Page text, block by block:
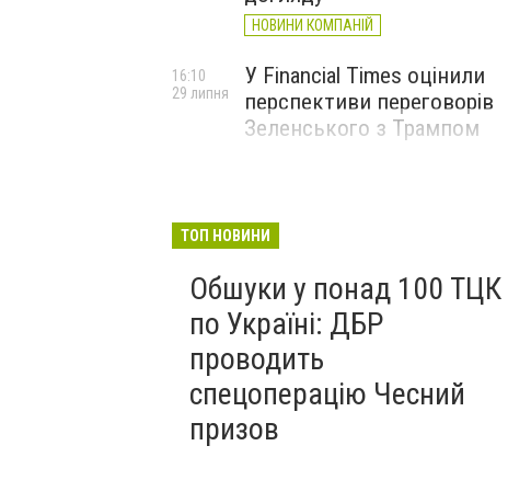
НОВИНИ КОМПАНІЙ
У Financial Times оцінили
перспективи переговорів
Зеленського з Трампом
16:10
29 липня
ТОП НОВИНИ
Обшуки у понад 100 ТЦК
по Україні: ДБР
проводить
спецоперацію Чесний
призов